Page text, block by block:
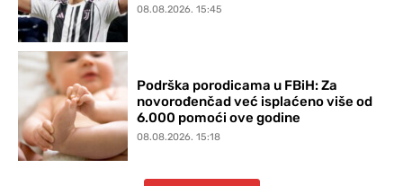
08.08.2026. 15:45
Podrška porodicama u FBiH: Za
novorođenčad već isplaćeno više od
6.000 pomoći ove godine
08.08.2026. 15:18